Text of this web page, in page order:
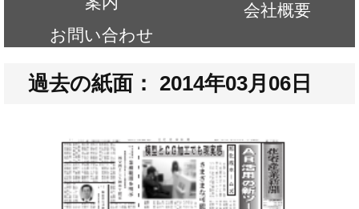
会社概要
お問い合わせ
過去の紙面： 2014年03月06日